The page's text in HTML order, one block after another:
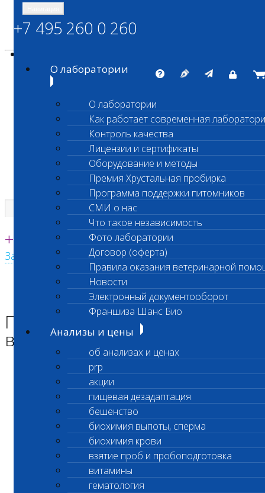
ШАНС БИО
Независимая ветеринарная лаборатория
Единая круглосуточная справочная
+7 495 260 0 260
Заказать звонок с сайта
+7 495 260 0 260
О лаборатории
О лаборатории
Как работает современная
Контроль качества
Лицензии и сертификаты
Оборудование и методы
Премия Хрустальная пробирка
Программа поддержки питомников
СМИ о нас
Что такое независимость
Фото лаборатории
Договор (оферта)
Правила оказания ветеринарной
Новости
Электронный документооборот
Франшиза Шанс Био
Анализы и цены
об анализах и ценах
prp
акции
пищевая дезадаптация
бешенство
биохимия выпоты, сперма
биохимия крови
взятие проб и пробоподготовка
витамины
гематология
Главная страница
Приостановлено выполнение исследования
Приостановлено
выполнение исследования
Уважаемые клиенты лаборатории!
Приостановлено выполнение исследования
Аммиак крови (код 157)
С уважением,